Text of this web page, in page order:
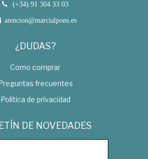
(+34) 91 304 33 03
atencion@marcialpons.es
¿DUDAS?
Como comprar
frecuentes
Política de privacidad
DE NOVEDADES